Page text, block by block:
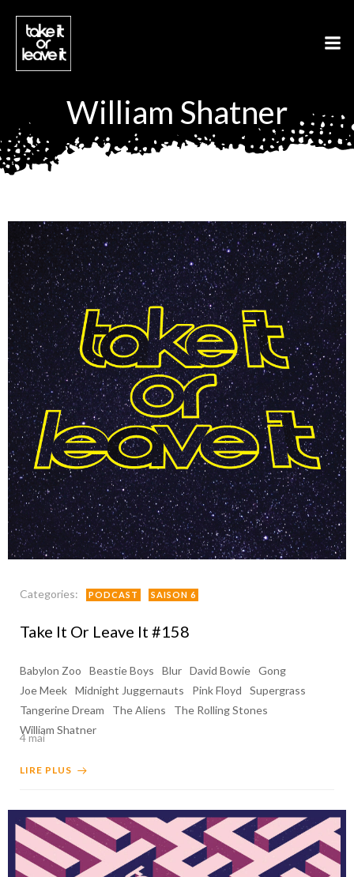
William Shatner
Categories: PODCAST SAISON 6
Take It Or Leave It #158
Babylon Zoo Beastie Boys Blur David Bowie Gong
Joe Meek Midnight Juggernauts Pink Floyd
Supergrass
Tangerine Dream
The Aliens
The Rolling Stones
William Shatner
4 mai
LIRE PLUS